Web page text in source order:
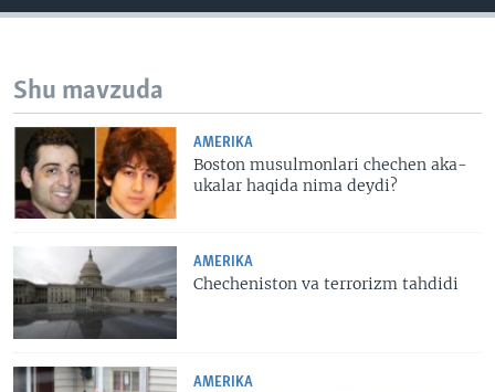
Shu mavzuda
AMERIKA
Boston musulmonlari chechen aka-
ukalar haqida nima deydi?
AMERIKA
Checheniston va terrorizm tahdidi
AMERIKA